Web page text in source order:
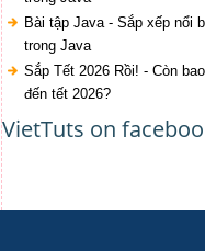
Bài tập Java - Sắp xếp nổi
trong Java
Sắp Tết 2026 Rồi! - Còn
đến tết 2026?
VietTuts on